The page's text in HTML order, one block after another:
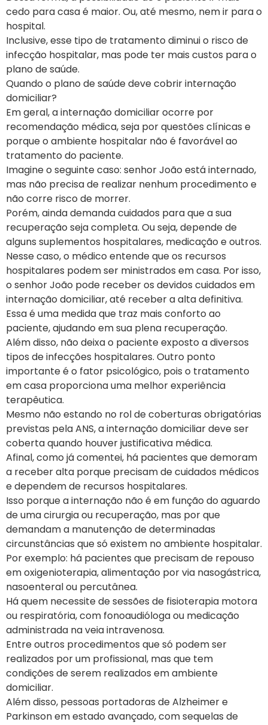
cedo para casa é maior. Ou, até mesmo, nem ir para o
hospital.
Inclusive, esse tipo de tratamento diminui o risco de
infecção hospitalar, mas pode ter mais custos para o
plano de saúde.
Quando o plano de saúde deve cobrir internação
domiciliar?
Em geral, a internação domiciliar ocorre por
recomendação médica, seja por questões clínicas e
porque o ambiente hospitalar não é favorável ao
tratamento do paciente.
Imagine o seguinte caso: senhor João está internado,
mas não precisa de realizar nenhum procedimento e
não corre risco de morrer.
Porém, ainda demanda cuidados para que a sua
recuperação seja completa. Ou seja, depende de
alguns suplementos hospitalares, medicação e outros.
Nesse caso, o médico entende que os recursos
hospitalares podem ser ministrados em casa. Por isso,
o senhor João pode receber os devidos cuidados em
internação domiciliar, até receber a alta definitiva.
Essa é uma medida que traz mais conforto ao
paciente, ajudando em sua plena recuperação.
Além disso, não deixa o paciente exposto a diversos
tipos de infecções hospitalares. Outro ponto
importante é o fator psicológico, pois o tratamento
em casa proporciona uma melhor experiência
terapêutica.
Mesmo não estando no rol de coberturas obrigatórias
previstas pela ANS, a internação domiciliar deve ser
coberta quando houver justificativa médica.
Afinal, como já comentei, há pacientes que demoram
a receber alta porque precisam de cuidados médicos
e dependem de recursos hospitalares.
Isso porque a internação não é em função do aguardo
de uma cirurgia ou recuperação, mas por que
demandam a manutenção de determinadas
circunstâncias que só existem no ambiente hospitalar.
Por exemplo: há pacientes que precisam de repouso
em oxigenioterapia, alimentação por via nasogástrica,
nasoenteral ou percutânea.
Há quem necessite de sessões de fisioterapia motora
ou respiratória, com fonoaudióloga ou medicação
administrada na veia intravenosa.
Entre outros procedimentos que só podem ser
realizados por um profissional, mas que tem
condições de serem realizados em ambiente
domiciliar.
Além disso, pessoas portadoras de Alzheimer e
Parkinson em estado avançado, com sequelas de